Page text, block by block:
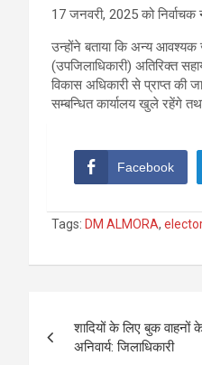
17 जनवरी, 2025 को निर्वाचक
उन्होंने बताया कि अन्य आवश्यक
(उपजिलाधिकारी) अतिरिक्त
विकास अधिकारी से प्राप्त की
सम्बन्धित कार्यालय खुले रहेंगे
Facebook
Tags: DM ALMORA,
navigation
शादियों के लिए बुक वाहनों
अनिवार्य: जिलाधिकारी